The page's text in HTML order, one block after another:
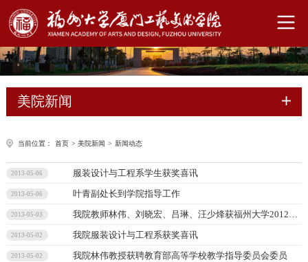
美院新闻
当前位置： 首页 > 美院新闻 > 新闻动态
2013-05-06 服装设计与工程系学生获奖喜讯
2013-05-06 叶青副处长到学院指导工作
2013-05-03 我院教师林伟、刘晓宏、吕琳、汪少烽获福州大学2012年教学成果一
2013-05-02 我院服装设计与工程系获奖喜讯
2013-05-02 我院林伟教授获聘教育部高等学校教学指导委员会委员